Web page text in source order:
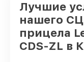
Лучшие
нашего
прицела
CDS-ZL в